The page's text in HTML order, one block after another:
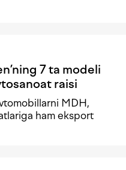
7 ta modeli
raisi
MDH,
ham eksport